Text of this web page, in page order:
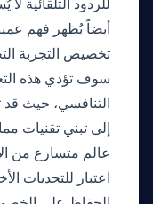
للردود التلقائية
أيضاً يُظهر فهم
تخصيص التجربة
سوف تؤدي هذه
التنافسي، حيث
إلى تبني تقنيات
عالم متسارع من
اعتبار للتحديات